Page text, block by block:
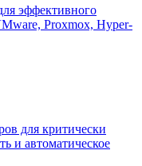
эффективного
Proxmox, Hyper-
для критически
и автоматическое